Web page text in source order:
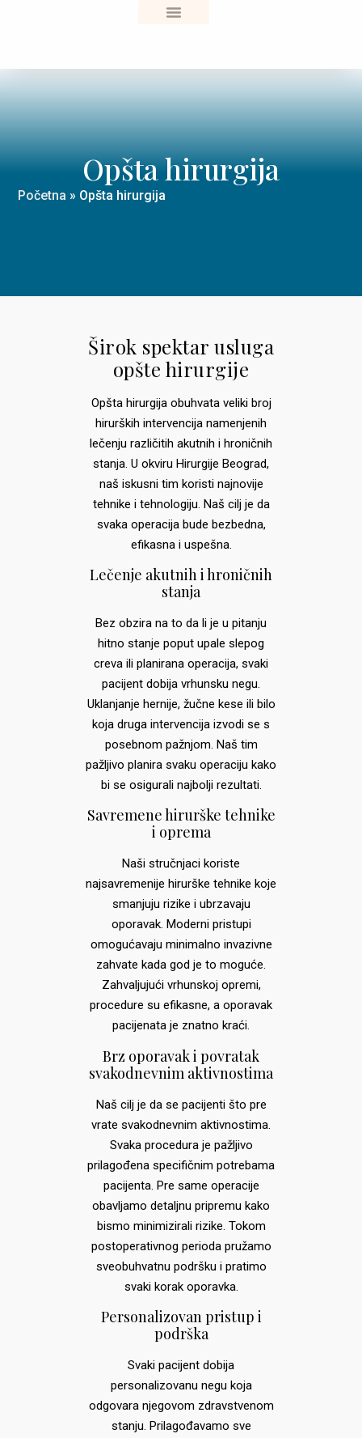
Opšta hirurgija
Početna » Opšta hirurgija
Širok spektar usluga
opšte hirurgije
Opšta hirurgija obuhvata veliki broj
hirurških intervencija namenjenih
lečenju različitih akutnih i hroničnih
stanja. U okviru Hirurgije Beograd,
naš iskusni tim koristi najnovije
tehnike i tehnologiju. Naš cilj je da
svaka operacija bude bezbedna,
efikasna i uspešna.
Lečenje akutnih i hroničnih
stanja
Bez obzira na to da li je u pitanju
hitno stanje poput upale slepog
creva ili planirana operacija, svaki
pacijent dobija vrhunsku negu.
Uklanjanje hernije, žučne kese ili bilo
koja druga intervencija izvodi se s
posebnom pažnjom. Naš tim
pažljivo planira svaku operaciju kako
bi se osigurali najbolji rezultati.
Savremene hirurške tehnike
i oprema
Naši stručnjaci koriste
najsavremenije hirurške tehnike koje
smanjuju rizike i ubrzavaju
oporavak. Moderni pristupi
omogućavaju minimalno invazivne
zahvate kada god je to moguće.
Zahvaljujući vrhunskoj opremi,
procedure su efikasne, a oporavak
pacijenata je znatno kraći.
Brz oporavak i povratak
svakodnevnim aktivnostima
Naš cilj je da se pacijenti što pre
vrate svakodnevnim aktivnostima.
Svaka procedura je pažljivo
prilagođena specifičnim potrebama
pacijenta. Pre same operacije
obavljamo detaljnu pripremu kako
bismo minimizirali rizike. Tokom
postoperativnog perioda pružamo
sveobuhvatnu podršku i pratimo
svaki korak oporavka.
Personalizovan pristup i
podrška
Svaki pacijent dobija
personalizovanu negu koja
odgovara njegovom zdravstvenom
stanju. Prilagođavamo sve